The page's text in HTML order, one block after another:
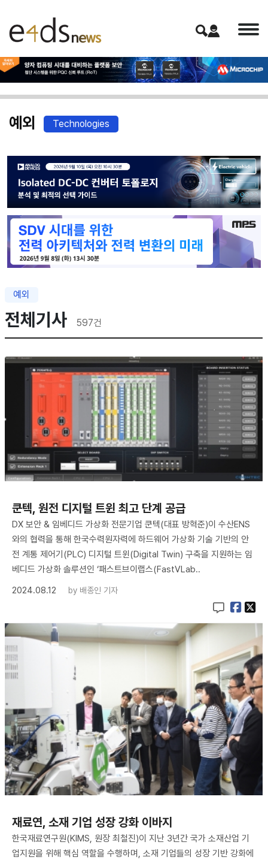
예외 Technologies
예외
전체기사 597건
쿤텍, 원전 디지털 트윈 최고 단계 공급
DX 보안 & 임베디드 가상화 전문기업 쿤텍(대표 방혁준)이 수산ENS
와의 협력을 통해 한국수력원자력에 하드웨어 가상화 기술 기반의 안
전 계통 제어기(PLC) 디지털 트윈(Digital Twin) 구축을 지원하는 임
베디드 가상화 솔루션인 ‘패스트브이랩스(FastVLab..
2024.08.12
by 배종인 기자
재료연, 소재 기업 성장 강화 이바지
한국재료연구원(KIMS, 원장 최철진)이 지난 3년간 국가 소재산업 기
업지원을 위해 핵심 역할을 수행하며, 소재 기업들의 성장 기반 강화에